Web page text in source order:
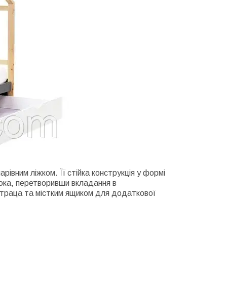
ліжком. Її стійка конструкція у формі
перетворивши вкладання в
та містким ящиком для додаткової